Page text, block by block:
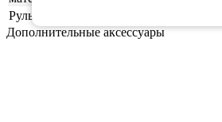
Руль
Дополнительные аксессуары